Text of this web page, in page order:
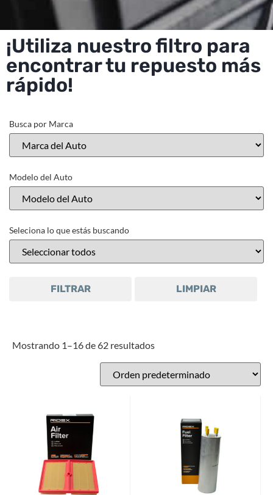
¡Utiliza nuestro filtro para
encontrar tu repuesto más
rápido!
Busca por Marca
Modelo del Auto
Seleciona lo que estás buscando
FILTRAR LIMPIAR
Mostrando 1–16 de 62 resultados